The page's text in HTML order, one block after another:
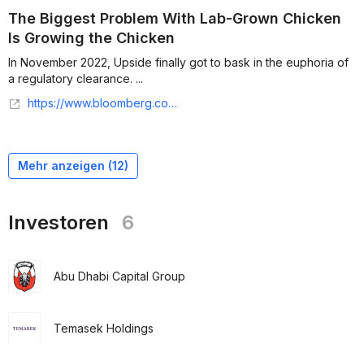
The Biggest Problem With Lab-Grown Chicken
Is Growing the Chicken
In November 2022, Upside finally got to bask in the euphoria of
a regulatory clearance. ...
https://www.bloomberg.com/news/features/2023-12-14/upside-foods-struggles-with-lab-grown-chicken-despite-600-million
Mehr anzeigen (12)
Investoren 6
Abu Dhabi Capital Group
Temasek Holdings